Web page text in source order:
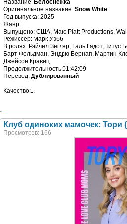
Название: Белоснежка
Оригинальное название: Snow White
Год выпуска: 2025
Жанр:
Выпущено: США, Marc Platt Productions,
Режиссер: Марк Уэбб
В ролях: Рэйчел Зеглер, Галь Гадот,
Барт Фельдман, Эндрю Бернап, Мартин
Джейсон Кравиц
Продолжительность:01:42:09
Перевод: Дублированный
Качество:...
Клуб одиноких мамочек: Тори
Просмотров: 166